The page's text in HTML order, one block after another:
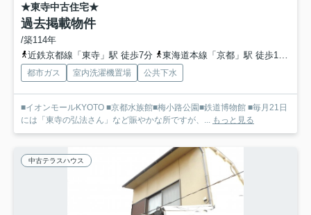
★東寺中古住宅★
過去掲載物件
/築114年
近鉄京都線「東寺」駅 徒歩7分
東海道本線「京都」駅 徒歩12分
都市ガス 室内洗濯機置場 公共下水
■イオンモールKYOTO ■京都水族館■梅小路公園■鉄道博物館 ■毎月21日
には「東寺の弘法さん」など賑やかな所ですが、... もっと見る
中古テラスハウス